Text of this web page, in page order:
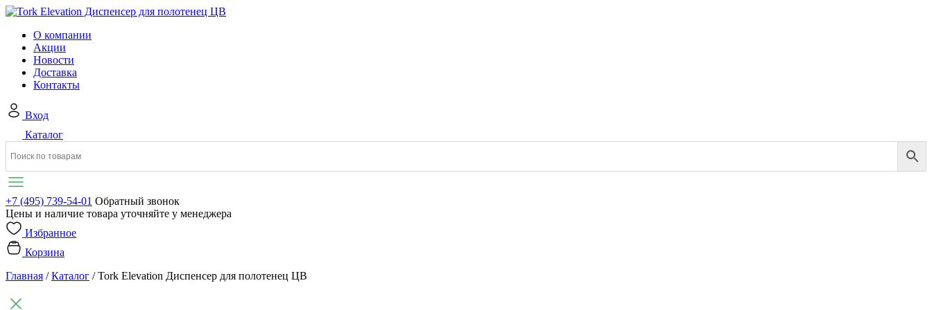
О компании
Акции
Новости
Доставка
Контакты
Вход
Каталог
+7 (495) 739-54-01 Обратный звонок
Цены и наличие товара уточняйте у менеджера
Избранное
Корзина
Главная /Каталог /Tork Elevation Диспенсер для полотенец ЦВ